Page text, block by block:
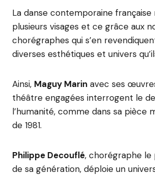
La danse contemporaine
plusieurs visages et ce grâce aux
chorégraphes qui s’en
diverses esthétiques et univers
Ainsi, Maguy Marin avec ses
théâtre engagées interrogent le
l’humanité, comme dans sa pièce
de 1981.
Philippe Decouflé, chorégraphe le
de sa génération, déploie un